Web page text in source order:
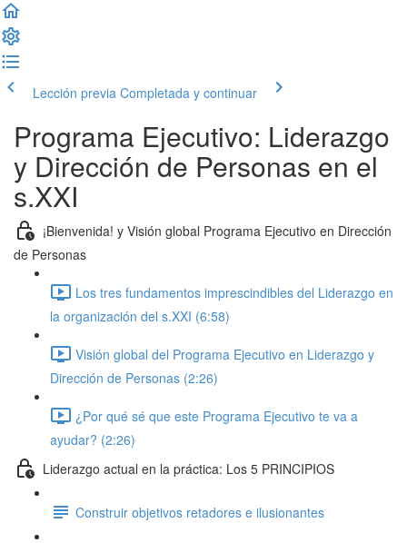
Lección previa Completada y continuar
Programa Ejecutivo: Liderazgo
y Dirección de Personas en el
s.XXI
¡Bienvenida! y Visión global Programa Ejecutivo en Dirección
de Personas
Los tres fundamentos imprescindibles del Liderazgo en
la organización del s.XXI (6:58)
Visión global del Programa Ejecutivo en Liderazgo y
Dirección de Personas (2:26)
¿Por qué sé que este Programa Ejecutivo te va a
ayudar? (2:26)
Liderazgo actual en la práctica: Los 5 PRINCIPIOS
Construir objetivos retadores e ilusionantes